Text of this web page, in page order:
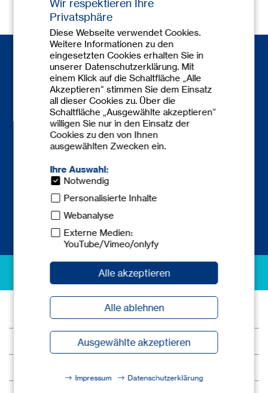
Kontakt
Telefon:+49 6841 77780-0
Telefax: +49 6841 77780-59
excellence in safety
© 2026 tec.nicum
Impressum
Wir respektieren Ihre
Privatsphäre
Diese Webseite verwendet Cookies.
Weitere Informationen zu den
eingesetzten Cookies erhalten Sie in
unserer Datenschutzerklärung. Mit
einem Klick auf die Schaltfläche „Alle
Akzeptieren“ stimmen Sie dem Einsatz
all dieser Cookies zu. Über die
Schaltfläche „Ausgewählte akzeptieren“
willigen Sie nur in den Einsatz der
Cookies zu den von Ihnen
ausgewählten Zwecken ein.
Ihre Auswahl:
Notwendig
Personalisierte Inhalte
Webanalyse
Externe Medien:
YouTube/Vimeo/onlyfy
Alle akzeptieren
Alle ablehnen
Ausgewählte akzeptieren
Impressum Datenschutzerklärung